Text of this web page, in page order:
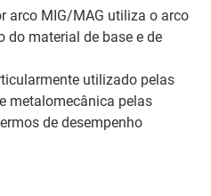
arco MIG/MAG utiliza o arco
do material de base e de
utilizado pelas
metalomecânica pelas
de desempenho